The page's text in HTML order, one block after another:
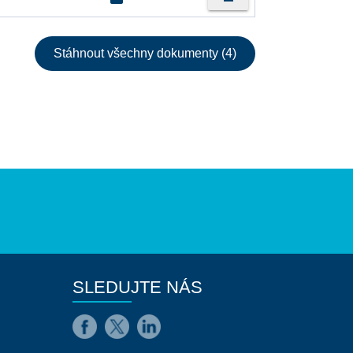
Stáhnout všechny dokumenty (4)
SLEDUJTE NÁS